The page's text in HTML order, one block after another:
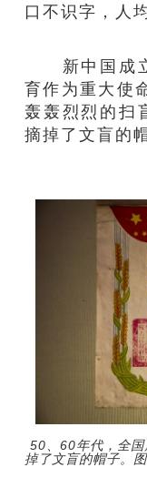
口不识字，人
新中国成立
育作为重大使
轰轰烈烈的扫
摘掉了文盲的
50、60年代，全
掉了文盲的帽子。